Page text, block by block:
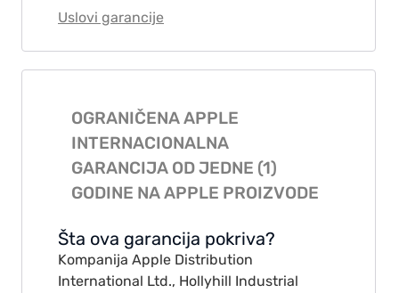
Uslovi garancije
OGRANIČENA APPLE
INTERNACIONALNA
GARANCIJA OD JEDNE (1)
GODINE NA APPLE PROIZVODE
Šta ova garancija pokriva?
Kompanija Apple Distribution
International Ltd., Hollyhill Industrial